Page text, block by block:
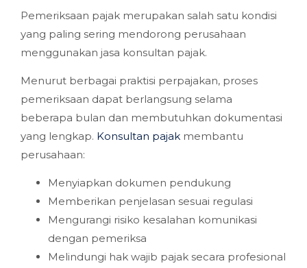
Pemeriksaan pajak merupakan salah satu kondisi
yang paling sering mendorong perusahaan
menggunakan jasa konsultan pajak.
Menurut berbagai praktisi perpajakan, proses
pemeriksaan dapat berlangsung selama
beberapa bulan dan membutuhkan dokumentasi
yang lengkap. Konsultan pajak membantu
perusahaan:
Menyiapkan dokumen pendukung
Memberikan penjelasan sesuai regulasi
Mengurangi risiko kesalahan komunikasi
dengan pemeriksa
Melindungi hak wajib pajak secara profesional